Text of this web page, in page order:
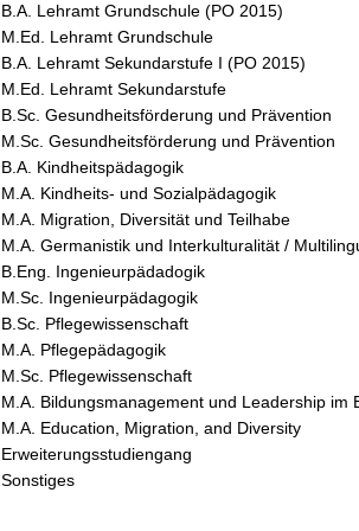
B.A. Lehramt Grundschule (PO 2015)
M.Ed. Lehramt Grundschule
B.A. Lehramt Sekundarstufe I (PO 2015)
M.Ed. Lehramt Sekundarstufe
B.Sc. Gesundheitsförderung und Prävention
M.Sc. Gesundheitsförderung und Prävention
B.A. Kindheitspädagogik
M.A. Kindheits- und Sozialpädagogik
M.A. Migration, Diversität und Teilhabe
M.A. Germanistik und Interkulturalität /
B.Eng. Ingenieurpädadogik
M.Sc. Ingenieurpädagogik
B.Sc. Pflegewissenschaft
M.A. Pflegepädagogik
M.Sc. Pflegewissenschaft
M.A. Bildungsmanagement und Leadership im
M.A. Education, Migration, and Diversity
Erweiterungsstudiengang
Sonstiges